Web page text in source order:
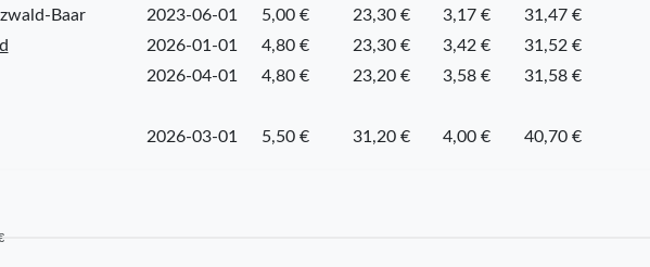
Baar 2023-06-01 5,00 € 23,30 € 3,17 €
31,47 €
2026-01-01 4,80 € 23,30 € 3,42 €
31,52 €
2026-04-01 4,80 € 23,20 € 3,58 €
31,58 €
2026-03-01 5,50 € 31,20 € 4,00 € 40,70 €